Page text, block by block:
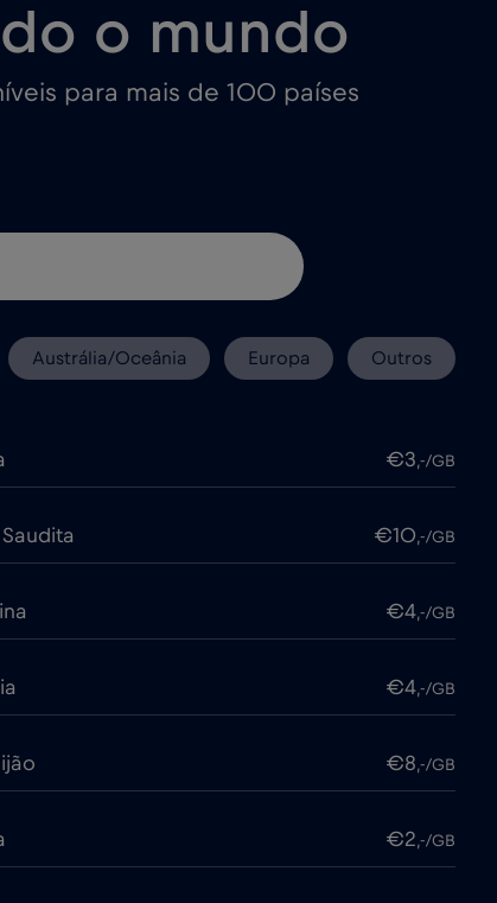
o mundo
para mais de 100 países
Austrália/Oceânia Europa Outros
€3,-/GB
€10,-/GB
€4,-/GB
€4,-/GB
€8,-/GB
€2,-/GB